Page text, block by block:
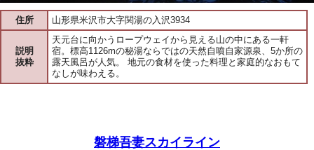
住所 山形県米沢市大字関湯の入沢3934
説明
抜粋
天元台に向かうロープウェイから見える山の中にある一軒
宿。標高1126mの秘湯ならではの天然自噴自家源泉、5か所の
露天風呂が人気。 地元の食材を使った料理と家庭的なおもて
なしが味わえる。
磐梯吾妻スカイライン